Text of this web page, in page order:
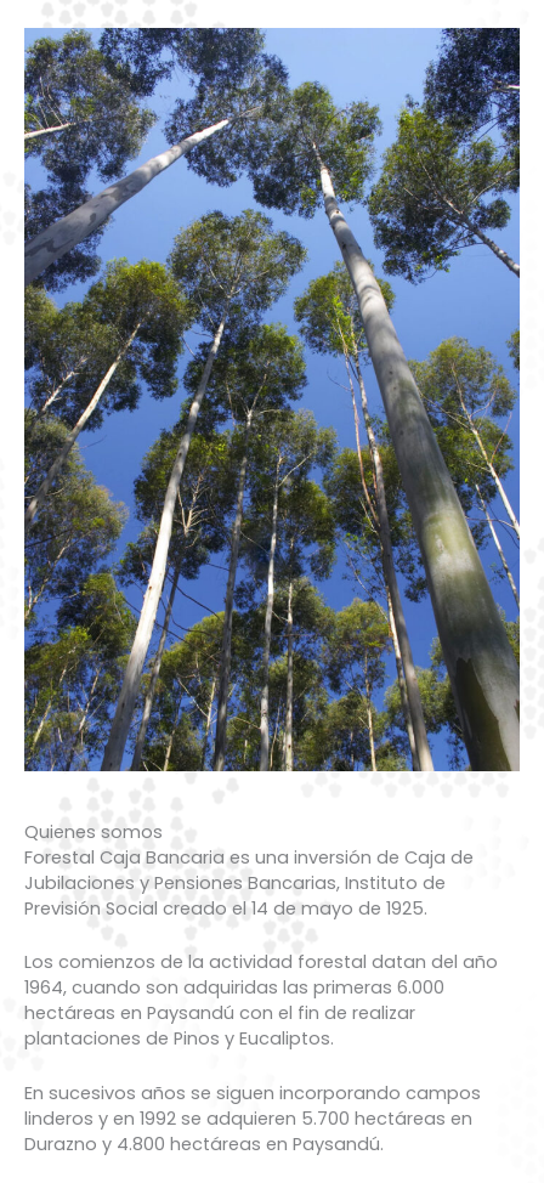
Quienes somos
Forestal Caja Bancaria es una inversión de Caja de
Jubilaciones y Pensiones Bancarias, Instituto de
Previsión Social creado el 14 de mayo de 1925.
Los comienzos de la actividad forestal datan del año
1964, cuando son adquiridas las primeras 6.000
hectáreas en Paysandú con el fin de realizar
plantaciones de Pinos y Eucaliptos.
En sucesivos años se siguen incorporando campos
linderos y en 1992 se adquieren 5.700 hectáreas en
Durazno y 4.800 hectáreas en Paysandú.